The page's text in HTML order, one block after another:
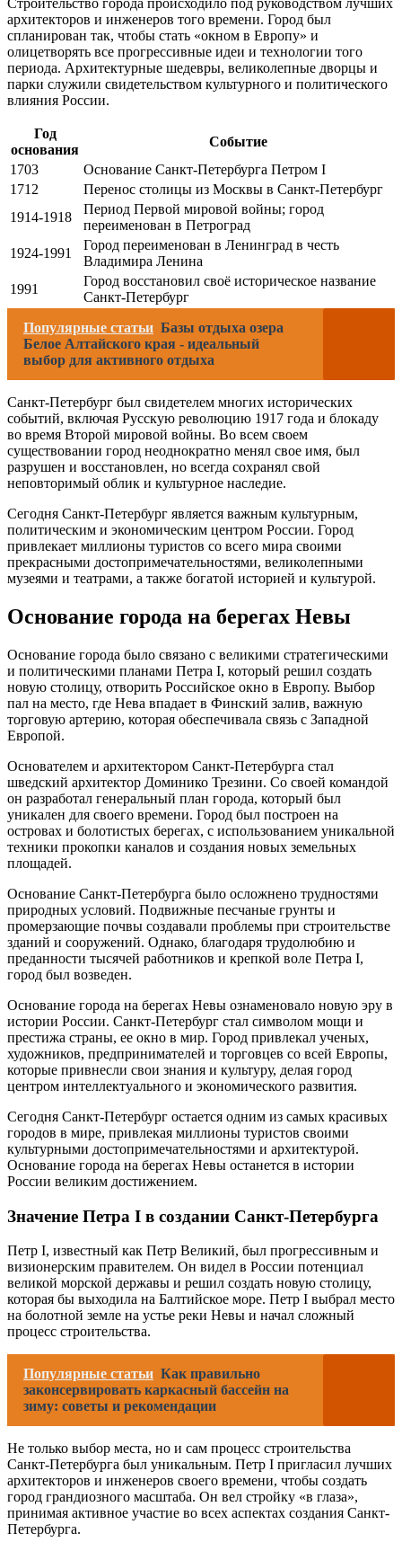
Строительство города происходило под руководством лучших
архитекторов и инженеров того времени. Город был
спланирован так, чтобы стать «окном в Европу» и
олицетворять все прогрессивные идеи и технологии того
периода. Архитектурные шедевры, великолепные дворцы и
парки служили свидетельством культурного и политического
влияния России.
Год
основания
Событие
1703
Основание Санкт-Петербурга Петром I
1712
Перенос столицы из Москвы в Санкт-Петербург
1914-1918
Период Первой мировой войны; город
переименован в Петроград
1924-1991
Город переименован в Ленинград в честь
Владимира Ленина
1991
Город восстановил своё историческое название
Санкт-Петербург
Популярные статьи Базы отдыха озера
Белое Алтайского края - идеальный
выбор для активного отдыха
Санкт-Петербург был свидетелем многих исторических
событий, включая Русскую революцию 1917 года и блокаду
во время Второй мировой войны. Во всем своем
существовании город неоднократно менял свое имя, был
разрушен и восстановлен, но всегда сохранял свой
неповторимый облик и культурное наследие.
Сегодня Санкт-Петербург является важным культурным,
политическим и экономическим центром России. Город
привлекает миллионы туристов со всего мира своими
прекрасными достопримечательностями, великолепными
музеями и театрами, а также богатой историей и культурой.
Основание города на берегах Невы
Основание города было связано с великими стратегическими
и политическими планами Петра I, который решил создать
новую столицу, отворить Российское окно в Европу. Выбор
пал на место, где Нева впадает в Финский залив, важную
торговую артерию, которая обеспечивала связь с Западной
Европой.
Основателем и архитектором Санкт-Петербурга стал
шведский архитектор Доминико Трезини. Со своей командой
он разработал генеральный план города, который был
уникален для своего времени. Город был построен на
островах и болотистых берегах, с использованием уникальной
техники прокопки каналов и создания новых земельных
площадей.
Основание Санкт-Петербурга было осложнено трудностями
природных условий. Подвижные песчаные грунты и
промерзающие почвы создавали проблемы при строительстве
зданий и сооружений. Однако, благодаря трудолюбию и
преданности тысячей работников и крепкой воле Петра I,
город был возведен.
Основание города на берегах Невы ознаменовало новую эру в
истории России. Санкт-Петербург стал символом мощи и
престижа страны, ее окно в мир. Город привлекал ученых,
художников, предпринимателей и торговцев со всей Европы,
которые привнесли свои знания и культуру, делая город
центром интеллектуального и экономического развития.
Сегодня Санкт-Петербург остается одним из самых красивых
городов в мире, привлекая миллионы туристов своими
культурными достопримечательностями и архитектурой.
Основание города на берегах Невы останется в истории
России великим достижением.
Значение Петра I в создании Санкт-Петербурга
Петр I, известный как Петр Великий, был прогрессивным и
визионерским правителем. Он видел в России потенциал
великой морской державы и решил создать новую столицу,
которая бы выходила на Балтийское море. Петр I выбрал место
на болотной земле на устье реки Невы и начал сложный
процесс строительства.
Популярные статьи Как правильно
законсервировать каркасный бассейн на
зиму: советы и рекомендации
Не только выбор места, но и сам процесс строительства
Санкт-Петербурга был уникальным. Петр I пригласил лучших
архитекторов и инженеров своего времени, чтобы создать
город грандиозного масштаба. Он вел стройку «в глаза»,
принимая активное участие во всех аспектах создания Санкт-
Петербурга.